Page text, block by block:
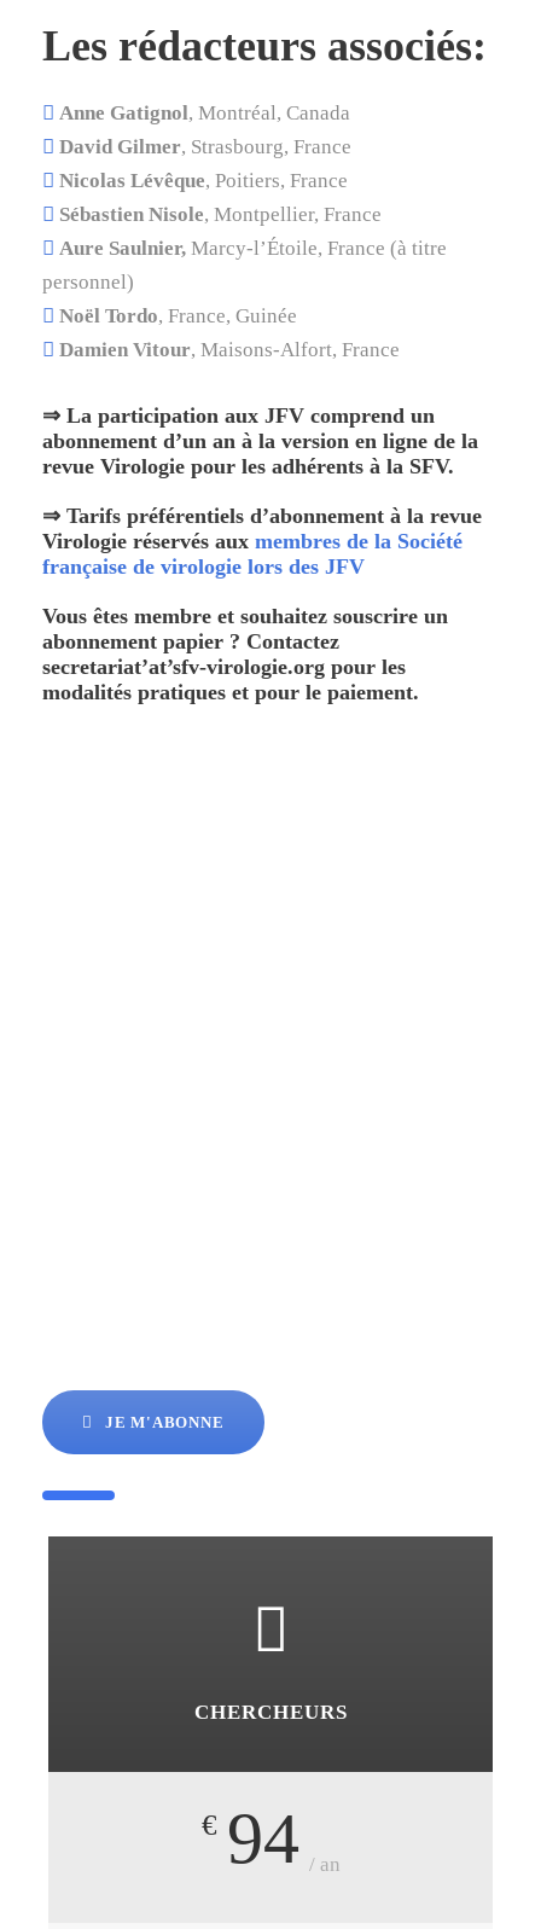
Les rédacteurs associés:
Anne Gatignol, Montréal, Canada
David Gilmer, Strasbourg, France
Nicolas Lévêque, Poitiers, France
Sébastien Nisole, Montpellier, France
Aure Saulnier, Marcy-l’Étoile, France (à titre
personnel)
Noël Tordo, France, Guinée
Damien Vitour, Maisons-Alfort, France
⇒ La participation aux JFV comprend un
abonnement d’un an à la version en ligne de la
revue Virologie pour les adhérents à la SFV.
⇒ Tarifs préférentiels d’abonnement à la revue
Virologie réservés aux membres de la Société
française de virologie lors des JFV
Vous êtes membre et souhaitez souscrire un
abonnement papier ? Contactez
secretariat’at’sfv-virologie.org pour les
modalités pratiques et pour le paiement.
JE M'ABONNE
CHERCHEURS
€ 94 / an